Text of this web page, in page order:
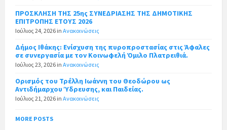
ΠΡΟΣΚΛΗΣΗ ΤΗΣ 25ης ΣΥΝΕΔΡΙΑΣΗΣ ΤΗΣ ΔΗΜΟΤΙΚΗΣ
ΕΠΙΤΡΟΠΗΣ ΕΤΟΥΣ 2026
Ιούλιος 24, 2026 in Ανακοινώσεις
Δήμος Ιθάκης: Ενίσχυση της πυροπροστασίας στις Άφαλες
σε συνεργασία με τον Κοινωφελή Όμιλο Πλατρειθιά.
Ιούλιος 23, 2026 in Ανακοινώσεις
Ορισμός του Τρέλλη Ιωάννη του Θεοδώρου ως
Αντιδήμαρχου Ύδρευσης, και Παιδείας.
Ιούλιος 21, 2026 in Ανακοινώσεις
MORE POSTS